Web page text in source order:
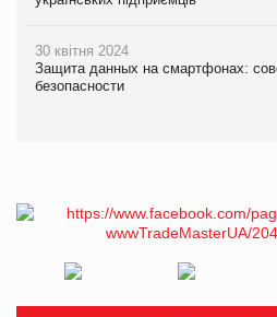
30 квітня 2024
Защита данных на смартфонах:
безопасности